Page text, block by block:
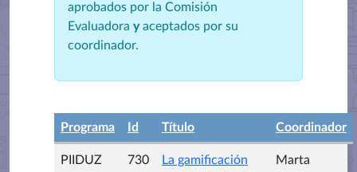
aprobados por la Comisión
Evaluadora yaceptados por su
coordinador.
Programa Id Título Coordinador
PIIDUZ 730
La gamificación
Marta